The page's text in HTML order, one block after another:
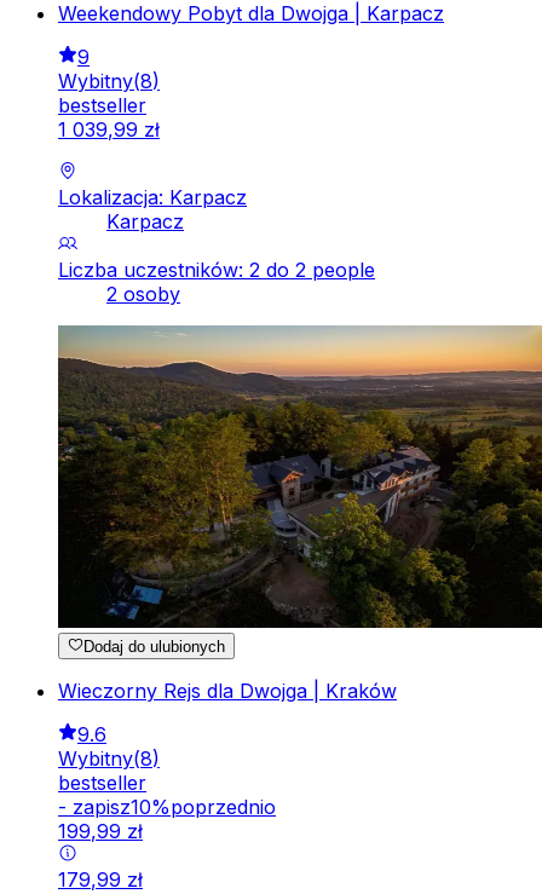
Weekendowy Pobyt dla Dwojga | Karpacz
9
Wybitny(8)
bestseller
1 039,99 zł
Lokalizacja: Karpacz
Karpacz
Liczba uczestników: 2 do 2 people
2 osoby
Dodaj do ulubionych
Wieczorny Rejs dla Dwojga | Kraków
9.6
Wybitny(8)
bestseller
- zapisz10%poprzednio
199,99 zł
179,99 zł